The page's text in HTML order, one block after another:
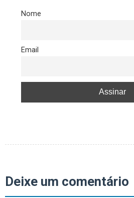
Nome
Email
Deixe um comentário